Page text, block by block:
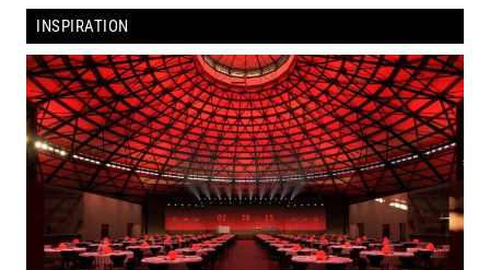
INSPIRATION